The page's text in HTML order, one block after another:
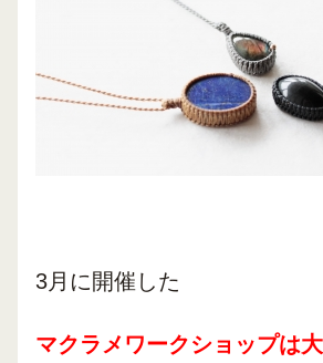
3月に開催した
マクラメワークショップは大